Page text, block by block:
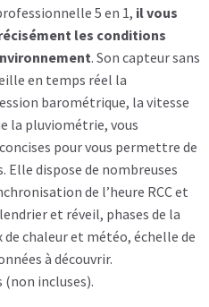
5 en 1, il vous
les conditions
. Son capteur sans
en temps réel la
barométrique, la vitesse
la pluviométrie, vous
pour vous permettre de
Elle dispose de nombreuses
de l’heure RCC et
et réveil, phases de la
de chaleur et météo, échelle de
à découvrir.
incluses).